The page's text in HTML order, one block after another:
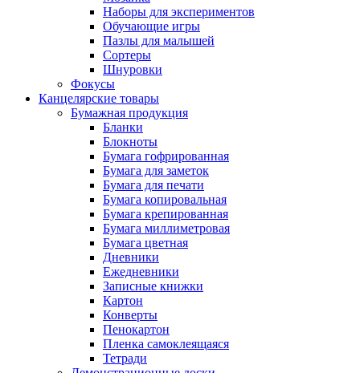
Наборы для экспериментов
Обучающие игры
Пазлы для малышей
Сортеры
Шнуровки
Фокусы
Канцелярские товары
Бумажная продукция
Бланки
Блокноты
Бумага гофрированная
Бумага для заметок
Бумага для печати
Бумага копировальная
Бумага крепированная
Бумага миллиметровая
Бумага цветная
Дневники
Ежедневники
Записные книжки
Картон
Конверты
Пенокартон
Пленка самоклеящаяся
Тетради